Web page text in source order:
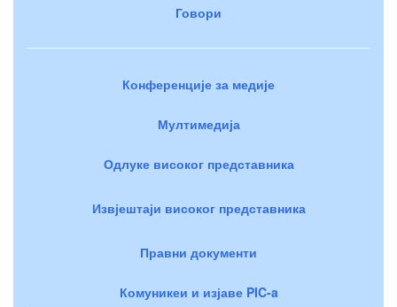
Говори
Конференције за медије
Мултимедија
Одлуке високог представника
Извјештаји високог представника
Правни документи
Комуникеи и изјаве PIC-a